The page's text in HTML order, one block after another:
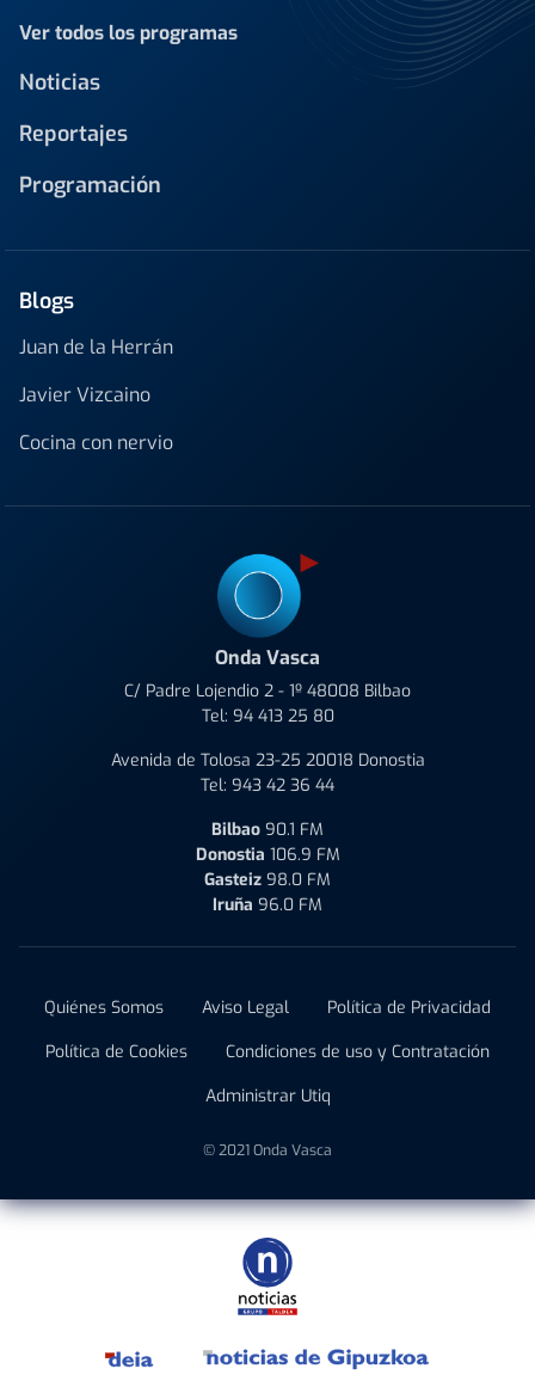
Ver todos los programas
Noticias
Reportajes
Programación
Blogs
Juan de la Herrán
Javier Vizcaino
Cocina con nervio
Onda Vasca
C/ Padre Lojendio 2 - 1º 48008 Bilbao
Tel: 94 413 25 80
Avenida de Tolosa 23-25 20018 Donostia
Tel: 943 42 36 44
Bilbao 90.1 FM
Donostia 106.9 FM
Gasteiz 98.0 FM
Iruña 96.0 FM
Quiénes Somos Aviso Legal
Política de Privacidad
Política de Cookies
Condiciones de uso y Contratación
Administrar Utiq
© 2021 Onda Vasca